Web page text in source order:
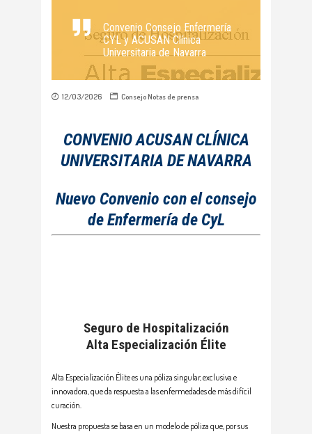
Convenio Consejo Enfermería
CYL y ACUSAN Clínica
Universitaria de Navarra
12/03/2026 ConsejoNotas de prensa
CONVENIO ACUSAN CLÍNICA
UNIVERSITARIA DE NAVARRA
Nuevo Convenio con el consejo
de Enfermería de CyL
Seguro de Hospitalización
Alta Especialización Élite
Alta Especialización Élite es una póliza singular, exclusiva e
innovadora, que da respuesta a las enfermedades de más difícil
curación.
Nuestra propuesta se basa en un modelo de póliza que, por sus